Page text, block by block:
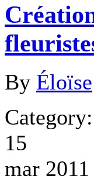
By Éloïse
Category:
15
mar 2011